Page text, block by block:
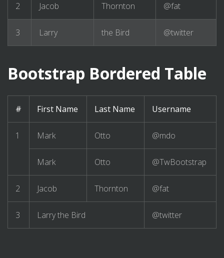
2 Jacob Thornton @fat
3 Larry the Bird @twitter
Bootstrap Bordered Table
# First Name Last Name Username
1 Mark Otto @mdo
Mark Otto @TwBootstrap
2 Jacob Thornton @fat
3 Larry the Bird @twitter